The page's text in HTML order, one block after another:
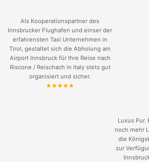
Als Kooperationspartner des
Innsbrucker Flughafen und einser der
erfahrensten Taxi Unternehmen in
Tirol, gestaltet sich die Abholung am
Airport Innsbruck für Ihre Reise nach
Riscone / Reischach in Italy stets gut
organisiert und sicher.
Luxus
noch mehr
die
zur